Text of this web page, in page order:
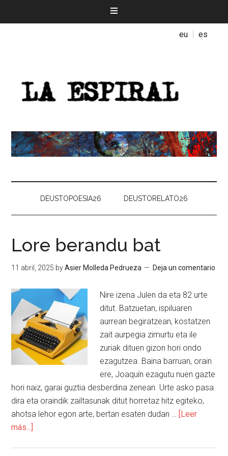
eu es
DEUSTOPOESIA26 DEUSTORELATO26
Lore berandu bat
11 abril, 2025 byAsier Molleda Pedrueza Deja un comentario
Nire izena Julen da eta 82 urte
ditut. Batzuetan, ispiluaren
aurrean begiratzean, kostatzen
zait aurpegia zimurtu eta ile
zuriak dituen gizon hori ondo
ezagutzea. Baina barruan, orain
ere, Joaquín ezagutu nuen gazte
hori naiz, garai guztia desberdina zenean. Urte asko pasa
dira eta oraindik zailtasunak ditut horretaz hitz egiteko,
ahotsa lehor egon arte, bertan esaten dudan … [Leer
más...]